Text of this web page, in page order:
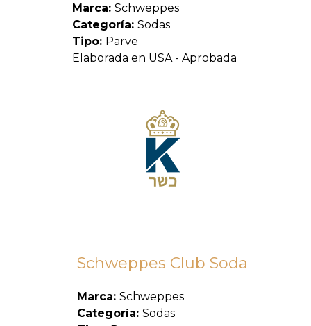
Marca: Schweppes
Categoría: Sodas
Tipo: Parve
Elaborada en USA - Aprobada
Schweppes Club Soda
Marca: Schweppes
Categoría: Sodas